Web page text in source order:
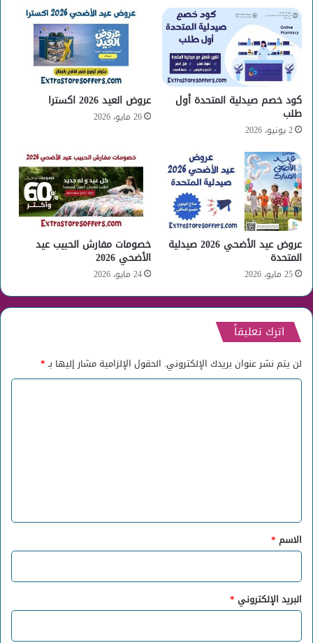
كود خصم صيدلية المتحدة أول
طلب
2 يونيو، 2026
عروض العيد 2026 اكسترا
26 مايو، 2026
عروض عيد الأضحي 2026 صيدلية
المتحدة
25 مايو، 2026
خصومات مفارش الحبيب عيد
الأضحي 2026
24 مايو، 2026
اترك تعليقاً
لن يتم نشر عنوان بريدك الإلكتروني. الحقول الإلزامية مشار إليها بـ*
*
الاسم *
البريد الإلكتروني *